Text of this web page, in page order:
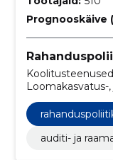
Prognooskäive
Loomakasvatus-
Pliivaba bensiin,
tooted lihast,
Külmutatud kala,
auditi- ja